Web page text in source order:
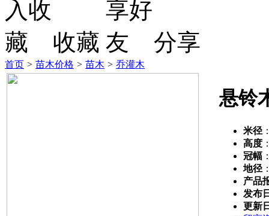
收藏 分享
首页 > 苗木价格 > 苗木 > 乔灌木
悬铃
米径
高度
冠幅
地径
产品
发布
更新